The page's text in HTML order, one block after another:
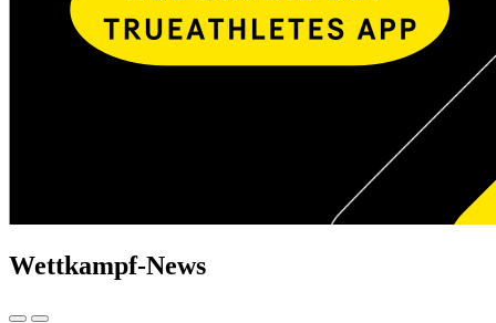
Wettkampf-News